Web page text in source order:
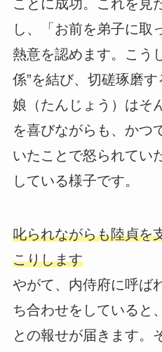
ことに成功。これを見
し、「お前を弟子に取
熱意を認めます。こう
係”を結び、切磋琢磨
娘（たんじょう）はそ
を喜びながらも、かつ
いたことで怒られてい
している様子です。
叱られながらも陸貞を
こりします
やがて、内侍府に呼ば
ち合わせをしていると
との報せが届きます。